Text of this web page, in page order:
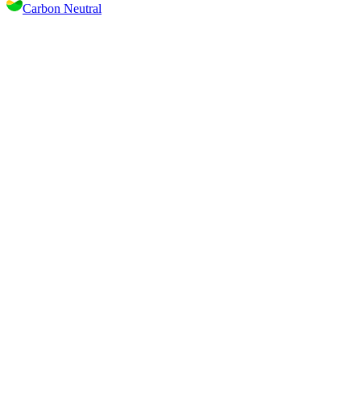
Carbon Neutral